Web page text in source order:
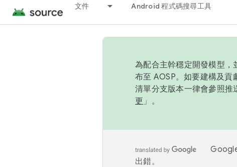
文件 Android 程式碼搜尋工具
為配合主幹穩定開發模型，
布至 AOSP。如要建構及貢
清單分支版本一律會參照推
更 」。
出錯。